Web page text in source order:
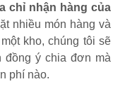
chỉ nhận hàng của
nhiều món hàng và
kho, chúng tôi sẽ
đồng ý chia đơn mà
phí nào.